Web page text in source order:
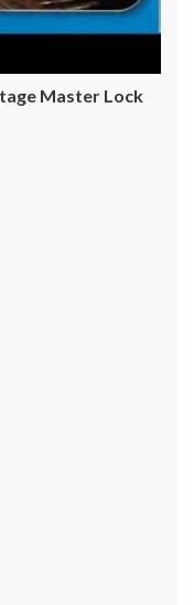
Master Lock